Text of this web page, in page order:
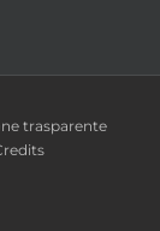
trasparente